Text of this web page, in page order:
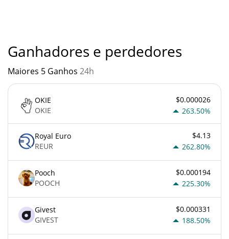
Ganhadores e perdedores
Maiores 5 Ganhos 24h
OKIE
OKIE
$0.000026
263.50%
Royal Euro
REUR
$4.13
262.80%
Pooch
POOCH
$0.000194
225.30%
Givest
GIVEST
$0.000331
188.50%